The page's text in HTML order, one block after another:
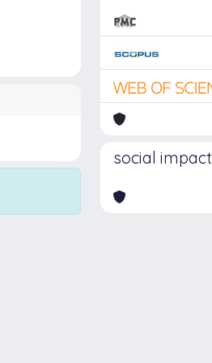
social impact